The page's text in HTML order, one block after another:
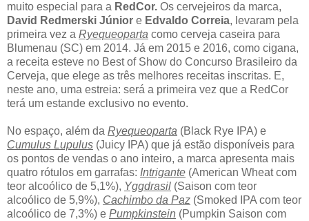
muito especial para a RedCor. Os cervejeiros da marca,
David Redmerski Júnior e Edvaldo Correia, levaram pela
primeira vez a Ryequeoparta como cerveja caseira para
Blumenau (SC) em 2014. Já em 2015 e 2016, como cigana,
a receita esteve no Best of Show do Concurso Brasileiro da
Cerveja, que elege as três melhores receitas inscritas. E,
neste ano, uma estreia: será a primeira vez que a RedCor
terá um estande exclusivo no evento.
No espaço, além da Ryequeoparta (Black Rye IPA) e
Cumulus Lupulus (Juicy IPA) que já estão disponíveis para
os pontos de vendas o ano inteiro, a marca apresenta mais
quatro rótulos em garrafas: Intrigante (American Wheat com
teor alcoólico de 5,1%), Yggdrasil (Saison com teor
alcoólico de 5,9%), Cachimbo da Paz (Smoked IPA com teor
alcoólico de 7,3%) e Pumpkinstein (Pumpkin Saison com